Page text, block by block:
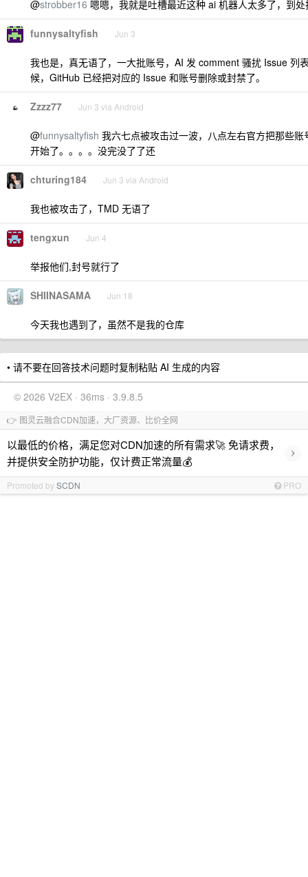
@strobber16 嗯嗯，我就是吐槽最近这种 ai 机器人太多了，到处
funnysaltyfish Jun 3
我也是，真无语了，一大批账号，AI 发 comment 骚扰 Issue 列
候，GitHub 已经把对应的 Issue 和账号删除或封禁了。
Zzzz77 Jun 3 via Android
@funnysaltyfish 我六七点被攻击过一波，八点左右官方把那些
开始了。。。。没完没了了还
chturing184 Jun 3 via Android
我也被攻击了，TMD 无语了
tengxun Jun 4
举报他们,封号就行了
SHIINASAMA Jun 18
今天我也遇到了，虽然不是我的仓库
• 请不要在回答技术问题时复制粘贴 AI 生成的内容
© 2026 V2EX · 36ms · 3.9.8.5
👉 图灵云融合CDN加速，大厂资源、比价全网
以最低的价格，满足您对CDN加速的所有需求🚀 免请求费，
并提供安全防护功能，仅计费正常流量💰
›
Promoted bySCDN PRO